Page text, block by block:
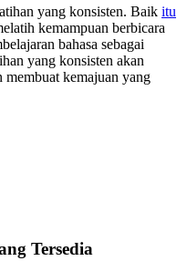
yang konsisten. Baik itu
kemampuan berbicara
bahasa sebagai
yang konsisten akan
membuat kemajuan yang
Tersedia